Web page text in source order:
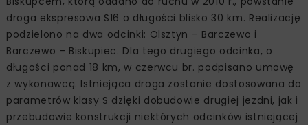
droga ekspresowa S16 o długości blisko 30 km. Realizację
podzielono na dwa odcinki: Olsztyn – Barczewo i
Barczewo – Biskupiec. Dla tego drugiego odcinka, o
długości ponad 18 km, w czerwcu br. podpisano umowę
z wykonawcą. Istniejąca droga zostanie dostosowana do
parametrów klasy S dzięki dobudowie drugiej jezdni, jak i
przebudowie konstrukcji niektórych odcinków istniejącej